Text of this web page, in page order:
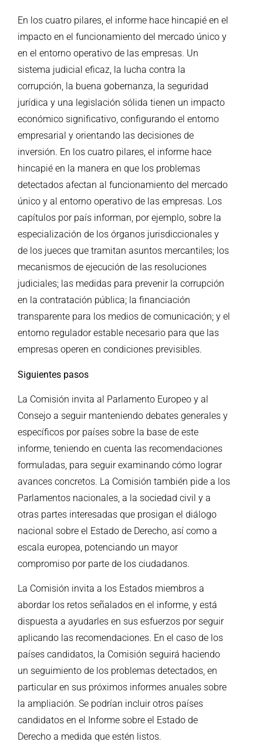
En los cuatro pilares, el informe hace hincapié en el
impacto en el funcionamiento del mercado único y
en el entorno operativo de las empresas. Un
sistema judicial eficaz, la lucha contra la
corrupción, la buena gobernanza, la seguridad
jurídica y una legislación sólida tienen un impacto
económico significativo, configurando el entorno
empresarial y orientando las decisiones de
inversión. En los cuatro pilares, el informe hace
hincapié en la manera en que los problemas
detectados afectan al funcionamiento del mercado
único y al entorno operativo de las empresas. Los
capítulos por país informan, por ejemplo, sobre la
especialización de los órganos jurisdiccionales y
de los jueces que tramitan asuntos mercantiles; los
mecanismos de ejecución de las resoluciones
judiciales; las medidas para prevenir la corrupción
en la contratación pública; la financiación
transparente para los medios de comunicación; y el
entorno regulador estable necesario para que las
empresas operen en condiciones previsibles.
Siguientes pasos
La Comisión invita al Parlamento Europeo y al
Consejo a seguir manteniendo debates generales y
específicos por países sobre la base de este
informe, teniendo en cuenta las recomendaciones
formuladas, para seguir examinando cómo lograr
avances concretos. La Comisión también pide a los
Parlamentos nacionales, a la sociedad civil y a
otras partes interesadas que prosigan el diálogo
nacional sobre el Estado de Derecho, así como a
escala europea, potenciando un mayor
compromiso por parte de los ciudadanos.
La Comisión invita a los Estados miembros a
abordar los retos señalados en el informe, y está
dispuesta a ayudarles en sus esfuerzos por seguir
aplicando las recomendaciones. En el caso de los
países candidatos, la Comisión seguirá haciendo
un seguimiento de los problemas detectados, en
particular en sus próximos informes anuales sobre
la ampliación. Se podrían incluir otros países
candidatos en el Informe sobre el Estado de
Derecho a medida que estén listos.